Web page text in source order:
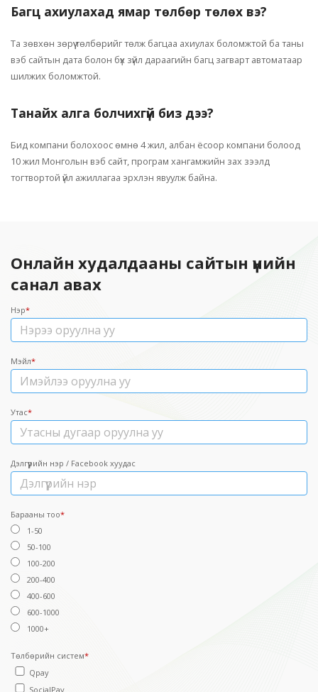
Багц ахиулахад ямар төлбөр төлөх вэ?
Та зөвхөн зөрүү төлбөрийг төлж багцаа ахиулах боломжтой ба таны
вэб сайтын дата болон бүх зүйл дараагийн багц загварт автоматаар
шилжих боломжтой.
Танайх алга болчихгүй биз дээ?
Бид компани болохоос өмнө 4 жил, албан ёсоор компани болоод
10 жил Монголын вэб сайт, програм хангамжийн зах зээлд
тогтвортой үйл ажиллагаа эрхлэн явуулж байна.
Онлайн худалдааны сайтын үнийн
санал авах
Нэр*
Мэйл*
Утас*
Дэлгүүрийн нэр / Facebook хуудас
Барааны тоо*
1-50
50-100
100-200
200-400
400-600
600-1000
1000+
Төлбөрийн систем*
Qpay
SocialPay